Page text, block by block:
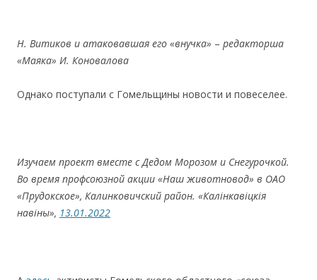
Н. Витиков и атаковавшая его «внучка» – редакторша
«Маяка» И. Коновалова
Однако поступали с Гомельщины новости и повеселее.
Изучаем проект вместе с Дедом Морозом и Снегурочкой.
Во время профсоюзной акции «Наш животновод» в ОАО
«Прудокское», Калинковичский район. «Калінкавіцкія
навіны», 13.01.2022